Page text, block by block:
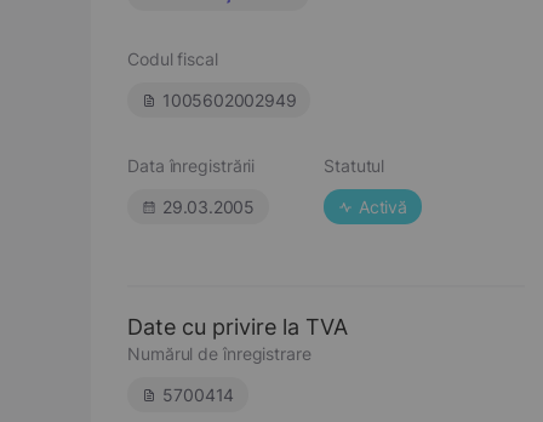
Codul fiscal
1005602002949
Data înregistrării
29.03.2005
Statutul
Activă
Date cu privire la TVA
Numărul de înregistrare
5700414